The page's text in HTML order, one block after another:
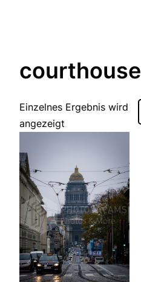
courthouse
Einzelnes Ergebnis wird
angezeigt